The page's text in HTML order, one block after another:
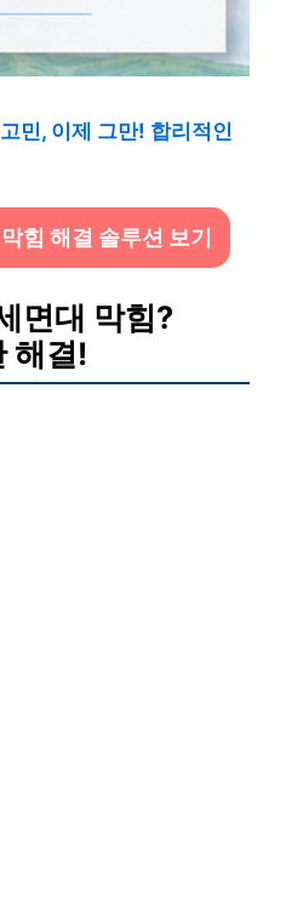
민, 이제 그만! 합리적인
힘 해결 솔루션 보기
면대 막힘?
해결!